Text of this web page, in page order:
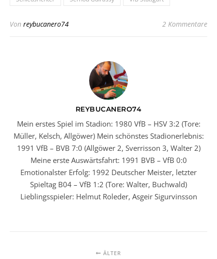
Von reybucanero74 2 Kommentare
REYBUCANERO74
Mein erstes Spiel im Stadion: 1980 VfB – HSV 3:2 (Tore:
Müller, Kelsch, Allgöwer) Mein schönstes Stadionerlebnis:
1991 VfB – BVB 7:0 (Allgöwer 2, Sverrisson 3, Walter 2)
Meine erste Auswärtsfahrt: 1991 BVB – VfB 0:0
Emotionalster Erfolg: 1992 Deutscher Meister, letzter
Spieltag B04 – VfB 1:2 (Tore: Walter, Buchwald)
Lieblingsspieler: Helmut Roleder, Asgeir Sigurvinsson
ÄLTER